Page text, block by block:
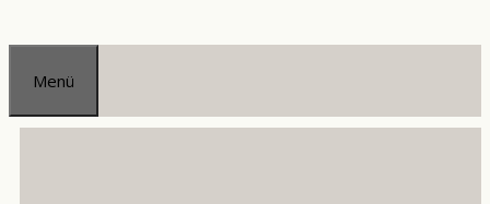
Zum
Inhalt
springen
Menü